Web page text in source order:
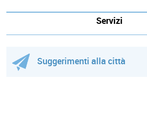
Servizi
Suggerimenti alla città